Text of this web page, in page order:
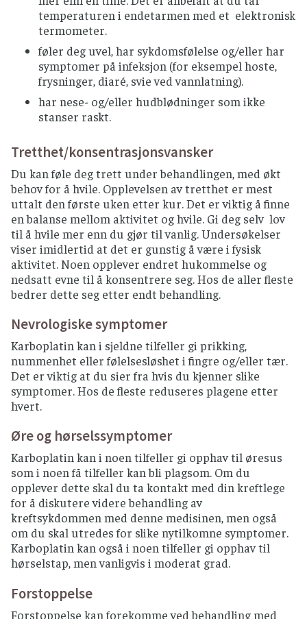
temperaturen i endetarmen med et elektronisk
termometer.
føler deg uvel, har sykdomsfølelse og/eller har
symptomer på infeksjon (for eksempel hoste,
frysninger, diaré, svie ved vannlatning).
har nese- og/eller hudblødninger som ikke
stanser raskt.
Tretthet/konsentrasjonsvansker
Du kan føle deg trett under behandlingen, med økt
behov for å hvile. Opplevelsen av tretthet er mest
uttalt den første uken etter kur. Det er viktig å finne
en balanse mellom aktivitet og hvile. Gi deg selv lov
til å hvile mer enn du gjør til vanlig. Undersøkelser
viser imidlertid at det er gunstig å være i fysisk
aktivitet. Noen opplever endret hukommelse og
nedsatt evne til å konsentrere seg. Hos de aller fleste
bedrer dette seg etter endt behandling.
Nevrologiske symptomer
Karboplatin kan i sjeldne tilfeller gi prikking,
nummenhet eller følelsesløshet i fingre og/eller tær.
Det er viktig at du sier fra hvis du kjenner slike
symptomer. Hos de fleste reduseres plagene etter
hvert.
Øre og hørselssymptomer
Karboplatin kan i noen tilfeller gi opphav til øresus
som i noen få tilfeller kan bli plagsom. Om du
opplever dette skal du ta kontakt med din kreftlege
for å diskutere videre behandling av
kreftsykdommen med denne medisinen, men også
om du skal utredes for slike nytilkomne symptomer.
Karboplatin kan også i noen tilfeller gi opphav til
hørselstap, men vanligvis i moderat grad.
Forstoppelse
Forstoppelse kan forekomme ved behandling med